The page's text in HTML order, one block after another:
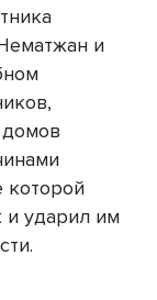
и
которой
и ударил им